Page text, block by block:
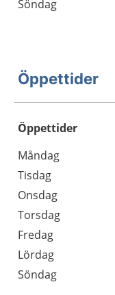
Söndag
Öppettider
Öppettider
Dag
Öppettider
Kommentarer
Måndag
Tisdag
Onsdag
Torsdag
Fredag
Lördag
Söndag